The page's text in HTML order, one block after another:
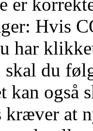
Hvis
har
du
kan også
kræver at